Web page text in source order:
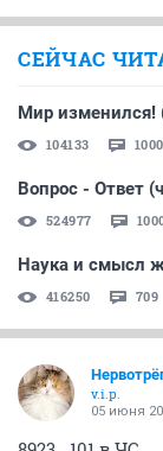
СЕЙЧАС
Мир изменился!
104133 1000
Вопрос - Ответ
524977
Наука и смысл
416250 709
v.i.p.
05 июня